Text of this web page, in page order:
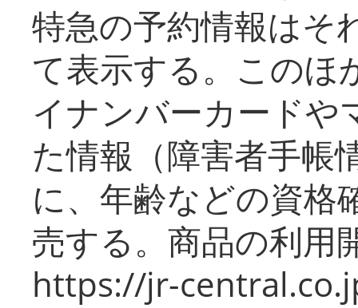
特急の予約情報はそ
て表示する。このほ
イナンバーカードや
た情報（障害者手帳
に、年齢などの資格
売する。商品の利用
https://jr-